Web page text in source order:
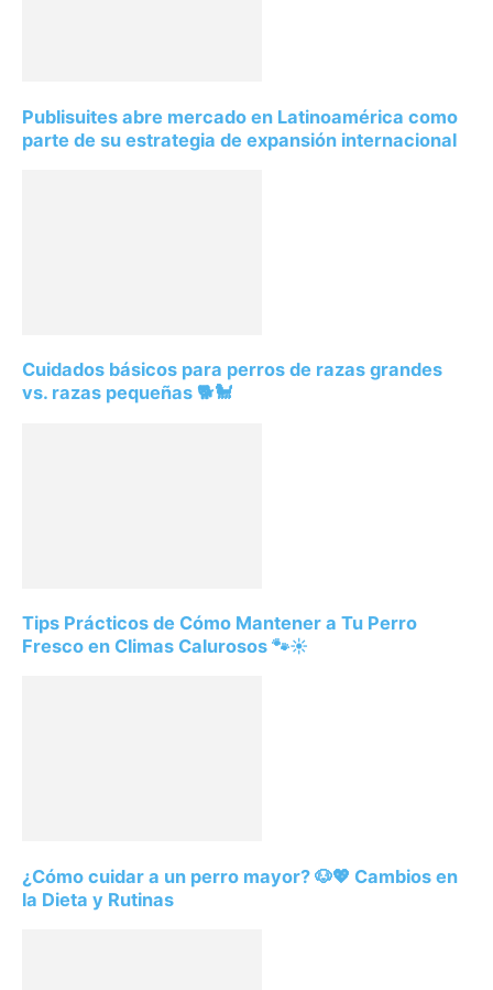
Publisuites abre mercado en Latinoamérica como
parte de su estrategia de expansión internacional
Cuidados básicos para perros de razas grandes
vs. razas pequeñas 🐕🐩
Tips Prácticos de Cómo Mantener a Tu Perro
Fresco en Climas Calurosos 🐾☀️
¿Cómo cuidar a un perro mayor? 🐶💖 Cambios en
la Dieta y Rutinas